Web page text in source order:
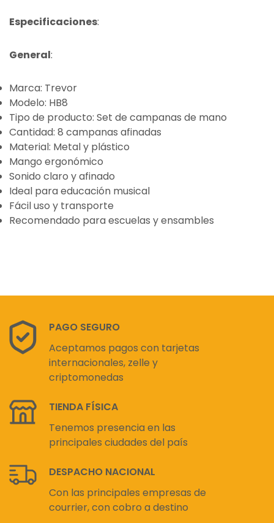
Especificaciones:
General:
Marca: Trevor
Modelo: HB8
Tipo de producto: Set de campanas de mano
Cantidad: 8 campanas afinadas
Material: Metal y plástico
Mango ergonómico
Sonido claro y afinado
Ideal para educación musical
Fácil uso y transporte
Recomendado para escuelas y ensambles
PAGO SEGURO
Aceptamos pagos con tarjetas
internacionales, zelle y
criptomonedas
TIENDA FÍSICA
Tenemos presencia en las
principales ciudades del país
DESPACHO NACIONAL
Con las principales empresas de
courrier, con cobro a destino